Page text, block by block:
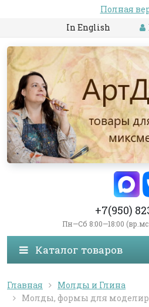
Полная
In English
+7(950)
Пн—Сб 8:00—18:00
Каталог товаров
Главная
Молды и Глина
Молды, формы для